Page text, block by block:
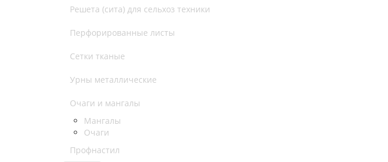
Решета (сита) для сельхоз техники
Перфорированные листы
Сетки тканые
Урны металлические
Очаги и мангалы
Мангалы
Очаги
Профнастил